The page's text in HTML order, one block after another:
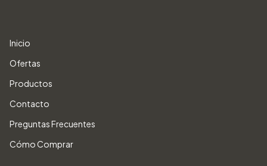
Inicio
Ofertas
Productos
Contacto
Preguntas Frecuentes
Cómo Comprar